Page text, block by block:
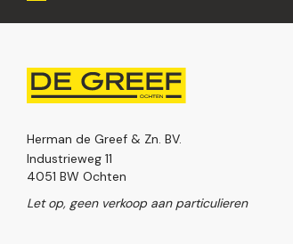
Herman de Greef & Zn. BV.
Industrieweg 11
4051 BW Ochten
Let op, geen verkoop aan particulieren